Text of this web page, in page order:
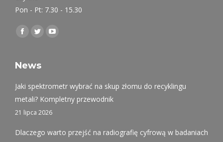
Pon - Pt: 7.30 - 15.30
Find us on:
Facebook
opens
new
window
Twitter
opens
new
window
YouTube
new
window
News
Jaki spektrometr wybrać na skup złomu do recyklingu
metali? Kompletny przewodnik
21 lipca 2026
Dlaczego warto przejść na radiografię cyfrową w badaniach